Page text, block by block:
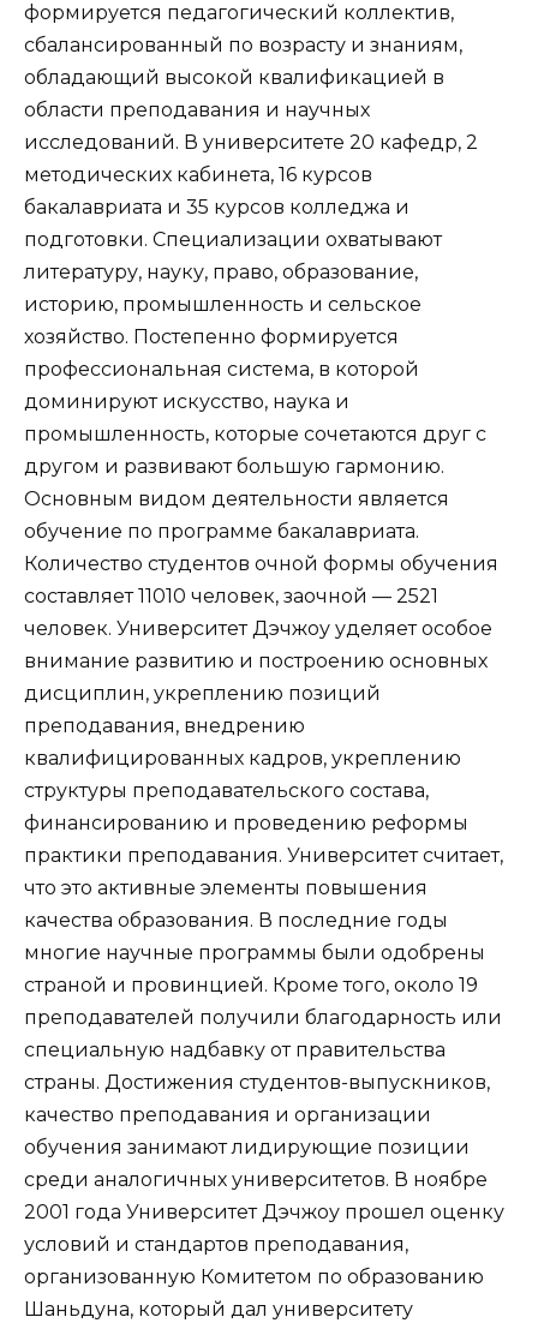
формируется педагогический коллектив,
сбалансированный по возрасту и знаниям,
обладающий высокой квалификацией в
области преподавания и научных
исследований. В университете 20 кафедр, 2
методических кабинета, 16 курсов
бакалавриата и 35 курсов колледжа и
подготовки. Специализации охватывают
литературу, науку, право, образование,
историю, промышленность и сельское
хозяйство. Постепенно формируется
профессиональная система, в которой
доминируют искусство, наука и
промышленность, которые сочетаются друг с
другом и развивают большую гармонию.
Основным видом деятельности является
обучение по программе бакалавриата.
Количество студентов очной формы обучения
составляет 11010 человек, заочной — 2521
человек. Университет Дэчжоу уделяет особое
внимание развитию и построению основных
дисциплин, укреплению позиций
преподавания, внедрению
квалифицированных кадров, укреплению
структуры преподавательского состава,
финансированию и проведению реформы
практики преподавания. Университет считает,
что это активные элементы повышения
качества образования. В последние годы
многие научные программы были одобрены
страной и провинцией. Кроме того, около 19
преподавателей получили благодарность или
специальную надбавку от правительства
страны. Достижения студентов-выпускников,
качество преподавания и организации
обучения занимают лидирующие позиции
среди аналогичных университетов. В ноябре
2001 года Университет Дэчжоу прошел оценку
условий и стандартов преподавания,
организованную Комитетом по образованию
Шаньдуна, который дал университету